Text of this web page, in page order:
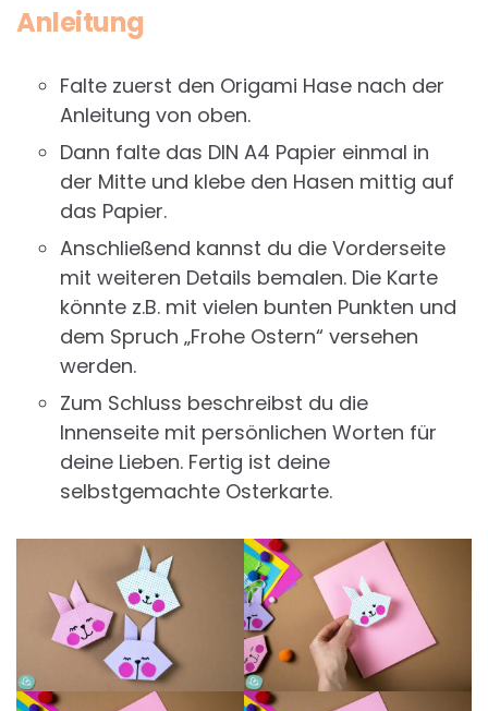
Anleitung
Falte zuerst den Origami Hase nach der
Anleitung von oben.
Dann falte das DIN A4 Papier einmal in
der Mitte und klebe den Hasen mittig auf
das Papier.
Anschließend kannst du die Vorderseite
mit weiteren Details bemalen. Die Karte
könnte z.B. mit vielen bunten Punkten und
dem Spruch „Frohe Ostern“ versehen
werden.
Zum Schluss beschreibst du die
Innenseite mit persönlichen Worten für
deine Lieben. Fertig ist deine
selbstgemachte Osterkarte.